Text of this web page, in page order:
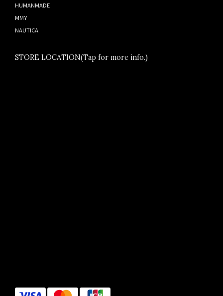
HUMANMADE
MMY
NAUTICA
STORE LOCATION(Tap for more info.)